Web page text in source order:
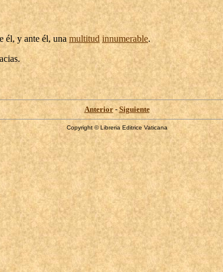
él, y ante él, una multitud innumerable.
.
Anterior- Siguiente
Copyright © Libreria Editrice Vaticana